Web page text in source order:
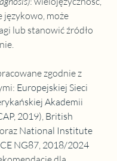
językowo, może
lub stanowić źródło
zgodnie z
Europejskiej Sieci
Akademii
2019) British
oraz National Institute
NG87, 2018/2024